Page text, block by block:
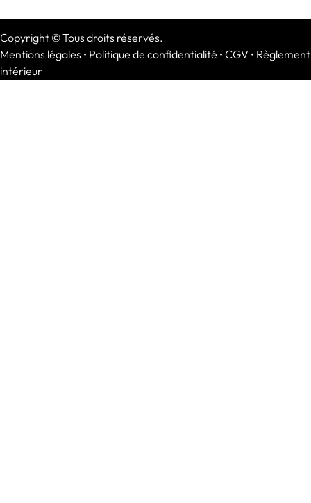
Copyright © Tous droits réservés.
Mentions légales • Politique de confidentialité • CGV • Règlement
intérieur